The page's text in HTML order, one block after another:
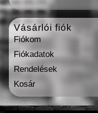
Vásárlói fiók
Fiókom
Fiókadatok
Rendelések
Kosár